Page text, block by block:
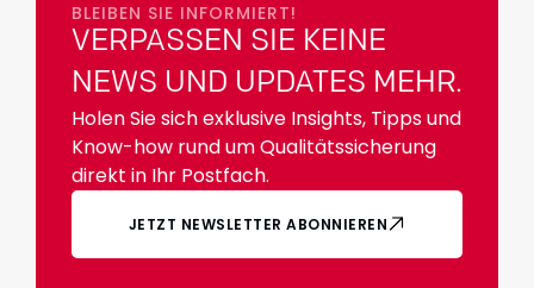
BLEIBEN SIE INFORMIERT!
VERPASSEN SIE KEINE
NEWS UND UPDATES MEHR.
Holen Sie sich exklusive Insights, Tipps und
Know-how rund um Qualitätssicherung
direkt in Ihr Postfach.
JETZT NEWSLETTER ABONNIEREN